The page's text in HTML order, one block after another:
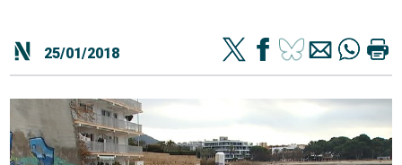
25/01/2018